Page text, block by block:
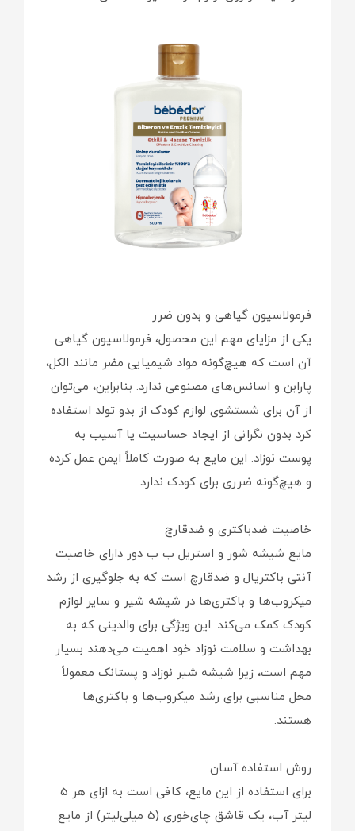
فرمولاسیون گیاهی و بدون ضرر
یکی از مزایای مهم این محصول، فرمولاسیون گیاهی
آن است که هیچ‌گونه مواد شیمیایی مضر مانند الکل،
پارابن و اسانس‌های مصنوعی ندارد. بنابراین، می‌توان
از آن برای شستشوی لوازم کودک از بدو تولد استفاده
کرد بدون نگرانی از ایجاد حساسیت یا آسیب به
پوست نوزاد. این مایع به صورت کاملاً ایمن عمل کرده
و هیچ‌گونه ضرری برای کودک ندارد.
خاصیت ضدباکتری و ضدقارچ
مایع شیشه شور و استریل ب ب دور دارای خاصیت
آنتی باکتریال و ضدقارچ است که به جلوگیری از رشد
میکروب‌ها و باکتری‌ها در شیشه شیر و سایر لوازم
کودک کمک می‌کند. این ویژگی برای والدینی که به
بهداشت و سلامت نوزاد خود اهمیت می‌دهند بسیار
مهم است، زیرا شیشه شیر نوزاد و پستانک معمولاً
محل مناسبی برای رشد میکروب‌ها و باکتری‌ها
هستند.
روش استفاده آسان
برای استفاده از این مایع، کافی است به ازای هر 5
لیتر آب، یک قاشق چای‌خوری (5 میلی‌لیتر) از مایع